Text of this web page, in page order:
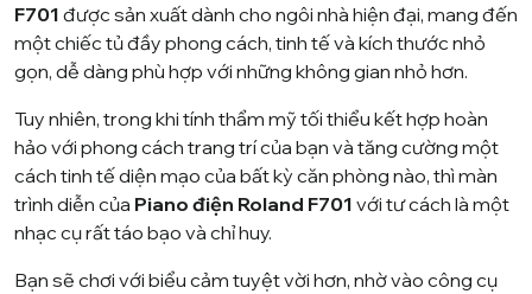
F701 được sản xuất dành cho ngôi nhà hiện đại, mang đến
một chiếc tủ đầy phong cách, tinh tế và kích thước nhỏ
gọn, dễ dàng phù hợp với những không gian nhỏ hơn.
Tuy nhiên, trong khi tính thẩm mỹ tối thiểu kết hợp hoàn
hảo với phong cách trang trí của bạn và tăng cường một
cách tinh tế diện mạo của bất kỳ căn phòng nào, thì màn
trình diễn của Piano điện Roland F701 với tư cách là một
nhạc cụ rất táo bạo và chỉ huy.
Bạn sẽ chơi với biểu cảm tuyệt vời hơn, nhờ vào công cụ